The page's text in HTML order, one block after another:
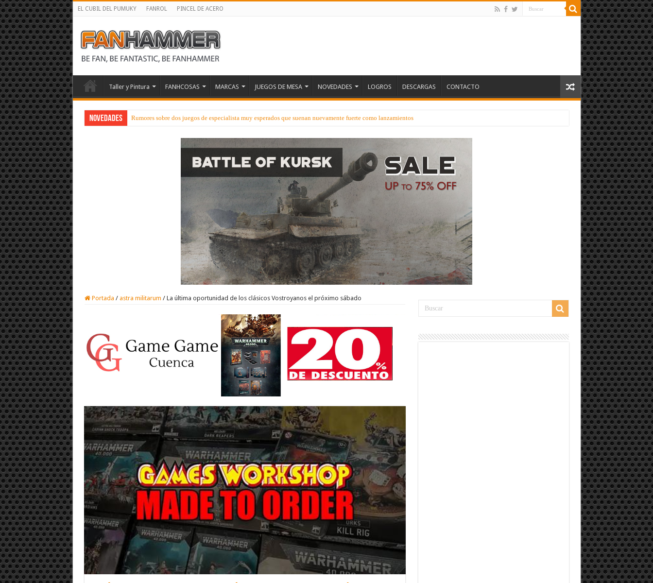
EL CUBIL DEL PUMUKY FANROL PINCEL DE ACERO
Taller y Pintura FANHCOSAS MARCAS JUEGOS DE MESA NOVEDADES LOGROS DESCARGAS CONTACTO
NOVEDADES Rumores sobre dos juegos de especialista muy esperados que suenan nuevamente fuerte como lanzamientos
Portada / astra militarum / La última oportunidad de los clásicos Vostroyanos el próximo sábado